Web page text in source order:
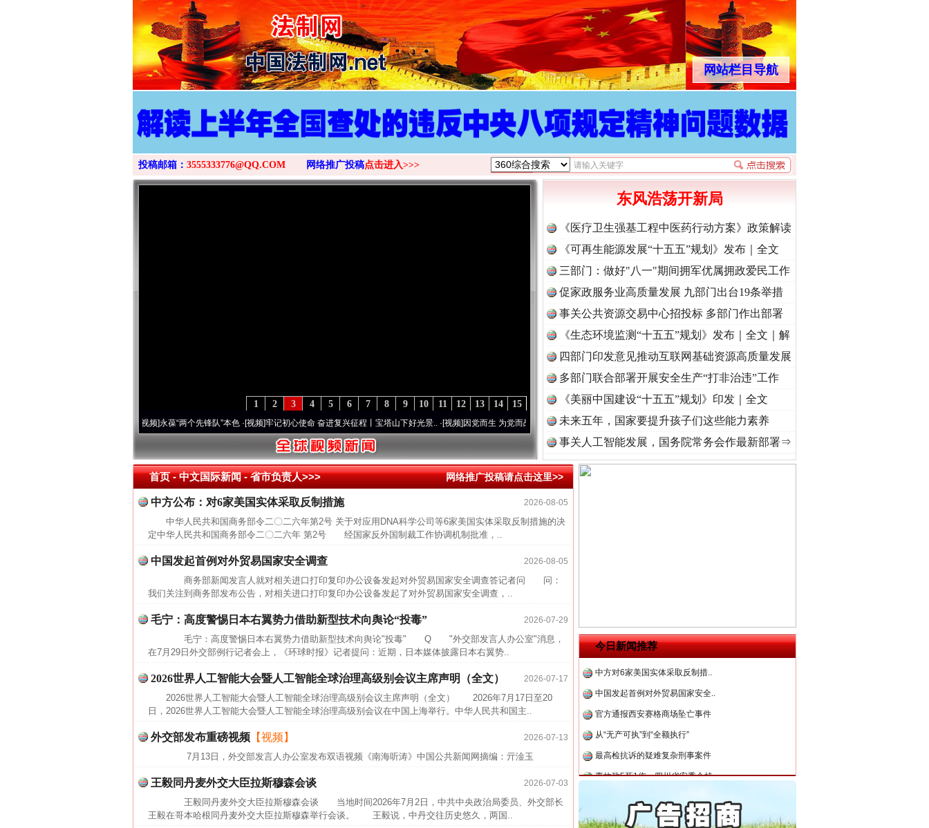
>
网站栏目导航
投稿邮箱： 3555333776@QQ.COM 网络推广投稿点击进入>>>
15
14
13
12
11
10
9
8
7
6
5
4
3
2
1
永葆“两个先锋队”本色·[视频] 牢记初心使命 奋进复兴征程丨宝塔山下好光景..·[视频] 因党而生 为党而战——百年“纪”事⑧加强纪律..·[视频]牢记初心使命 奋进复兴征程丨“转折之城”激荡..
东风浩荡开新局
《医疗卫生强基工程中医药行动方案》政策解读
《可再生能源发展“十五五”规划》发布｜全文
三部门：做好"八一"期间拥军优属拥政爱民工作
促家政服务业高质量发展 九部门出台19条举措
事关公共资源交易中心招投标 多部门作出部署
《生态环境监测“十五五”规划》发布｜全文｜解
读
四部门印发意见推动互联网基础资源高质量发展
多部门联合部署开展安全生产“打非治违”工作
《美丽中国建设“十五五”规划》印发｜全文
未来五年，国家要提升孩子们这些能力素养
事关人工智能发展，国务院常务会作最新部署⇒
首页- 中文国际新闻 -省市负责人>>> 网络推广投稿请点击这里>>
2026-08-05
中方公布：对6家美国实体采取反制措施
中华人民共和国商务部令二〇二六年第2号 关于对应用DNA科学公司等6家美国实体采取反制措施的决
定中华人民共和国商务部令二〇二六年 第2号 经国家反外国制裁工作协调机制批准，..
2026-08-05
中国发起首例对外贸易国家安全调查
商务部新闻发言人就对相关进口打印复印办公设备发起对外贸易国家安全调查答记者问 问：
我们关注到商务部发布公告，对相关进口打印复印办公设备发起了对外贸易国家安全调查，..
2026-07-29
毛宁：高度警惕日本右翼势力借助新型技术向舆论“投毒”
毛宁：高度警惕日本右翼势力借助新型技术向舆论"投毒" Q "外交部发言人办公室"消息，
在7月29日外交部例行记者会上，《环球时报》记者提问：近期，日本媒体披露日本右翼势..
2026-07-17
2026世界人工智能大会暨人工智能全球治理高级别会议主席声明（全文）
2026世界人工智能大会暨人工智能全球治理高级别会议主席声明（全文） 2026年7月17日至20
日，2026世界人工智能大会暨人工智能全球治理高级别会议在中国上海举行。中华人民共和国主..
2026-07-13
外交部发布重磅视频 【视频】
7月13日，外交部发言人办公室发布双语视频《南海听涛》中国公共新闻网摘编：亓淦玉
2026-07-03
王毅同丹麦外交大臣拉斯穆森会谈
王毅同丹麦外交大臣拉斯穆森会谈 当地时间2026年7月2日，中共中央政治局委员、外交部长
王毅在哥本哈根同丹麦外交大臣拉斯穆森举行会谈。 王毅说，中丹交往历史悠久，两国..
今日新闻推荐
四川省公安厅征集新型黑恶违法..
中方对6家美国实体采取反制措..
中国发起首例对外贸易国家安全..
官方通报西安赛格商场坠亡事件
从“无产可执”到“全额执行”
最高检抗诉的疑难复杂刑事案件
事故致5死1伤，四川省安委会挂..
近期涉私家车群死群伤事故多发..
半生相守，一别两宽：这场老年..
一纸欠条伤亲情 巡回调解促和..